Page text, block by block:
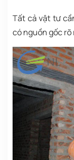
Tất cả vật tư
có nguồn gốc rõ